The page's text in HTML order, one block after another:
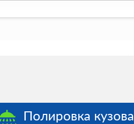
Полировка кузова